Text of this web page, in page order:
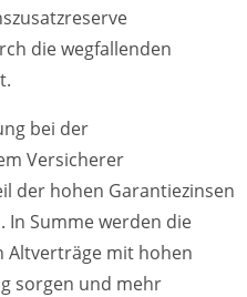
die wegfallenden
bei der
Versicherer
der hohen Garantiezinsen
In Summe werden die
Altverträge mit hohen
sorgen und mehr